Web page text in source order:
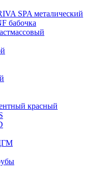
SPA металический
бабочка
красный